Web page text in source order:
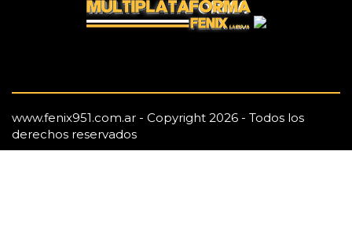
www.fenix951.com.ar - Copyright 2026 - Todos los
derechos reservados